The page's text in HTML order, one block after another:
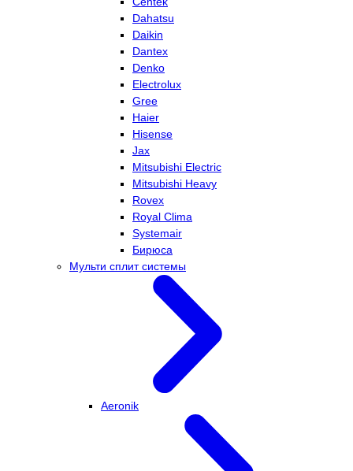
Dahatsu
Daikin
Dantex
Denko
Electrolux
Gree
Haier
Hisense
Jax
Mitsubishi Electric
Mitsubishi Heavy
Rovex
Royal Clima
Systemair
Бирюса
Мульти сплит системы
Aeronik